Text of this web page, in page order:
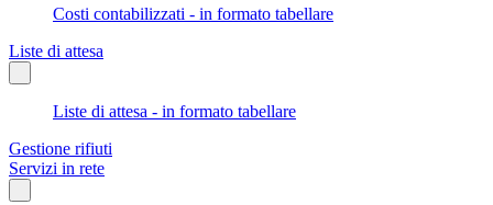
Costi contabilizzati - in formato tabellare
Liste di attesa
Liste di attesa - in formato tabellare
Gestione rifiuti
Servizi in rete